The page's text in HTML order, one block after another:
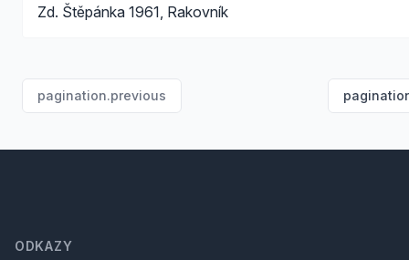
Zd. Štěpánka 1961, Rakovník
pagination.previous
ODKAZY